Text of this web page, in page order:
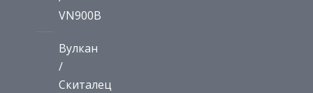
VN900B
Вулкан
/
Скиталец